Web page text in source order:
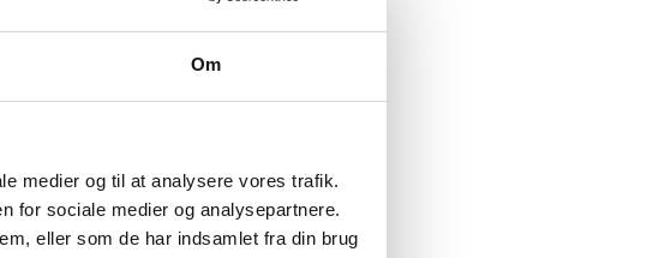
Om
medier og til at analysere vores trafik.
for sociale medier og analysepartnere.
eller som de har indsamlet fra din brug